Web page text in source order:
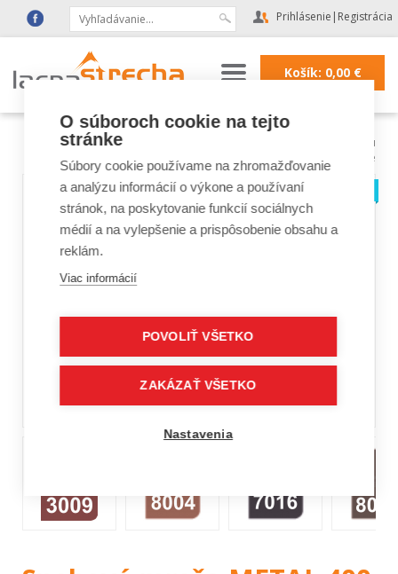
Prihlásenie | Registrácia
Košík: 0,00€
Lacná strecha|
doplnky na protisnehovú
ochranu
Protisnehové mreže
O súboroch cookie na tejto
stránke
Súbory cookie používame na zhromažďovanie
a analýzu informácií o výkone a používaní
stránok, na poskytovanie funkcií sociálnych
médií a na vylepšenie a prispôsobenie obsahu a
reklám.
Viac informácií
POVOLIŤ VŠETKO
ZAKÁZAŤ VŠETKO
Nastavenia